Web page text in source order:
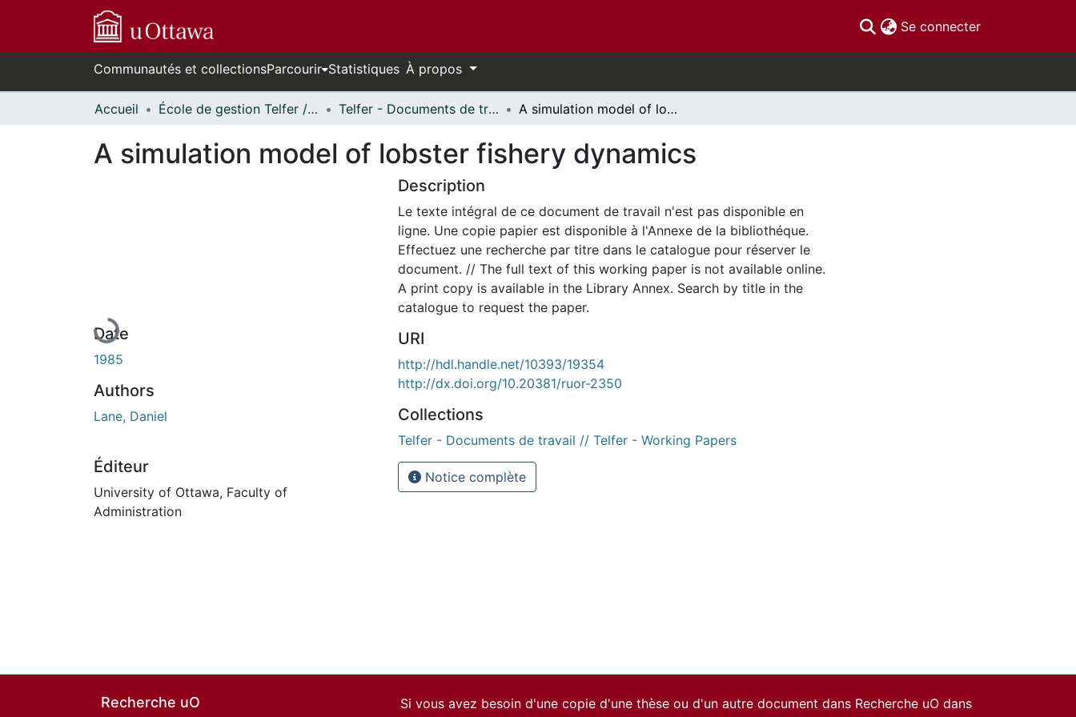
Se connecter(current)
Communautés et collectionsParcourir Statistiques À propos
Accueil École de gestion Telfer // Telfer School of Management Telfer - Documents de travail // Telfer - Working Papers A simulation model of lobster fishery dynamics
A simulation model of lobster fishery dynamics
En cours de chargement...
Date
1985
Authors
Lane, Daniel
Éditeur
University of Ottawa, Faculty of
Administration
Description
Le texte intégral de ce document de travail n'est pas disponible en
ligne. Une copie papier est disponible à l'Annexe de la bibliothéque.
Effectuez une recherche par titre dans le catalogue pour réserver le
document. // The full text of this working paper is not available online.
A print copy is available in the Library Annex. Search by title in the
catalogue to request the paper.
URI
http://hdl.handle.net/10393/19354
http://dx.doi.org/10.20381/ruor-2350
Collections
Telfer - Documents de travail // Telfer - Working Papers
Notice complète
Recherche uO
Si vous avez besoin d'une copie d'une thèse ou d'un autre document dans Recherche uO dans